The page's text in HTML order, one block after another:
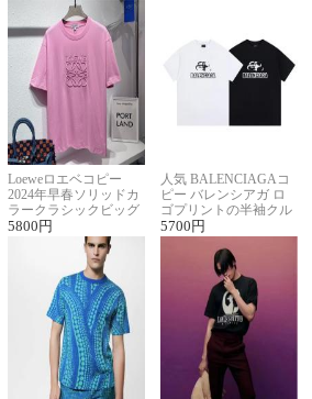
Loeweロエベコピー
2024年早春ソリッドカ
ラークラシックビッグ
ロゴ刺繍Tシャツ
5800 円
人気 BALENCIAGAコ
ピー バレンシアガ ロ
ゴプリントの半袖クル
ーネックTシャツ
5700 円